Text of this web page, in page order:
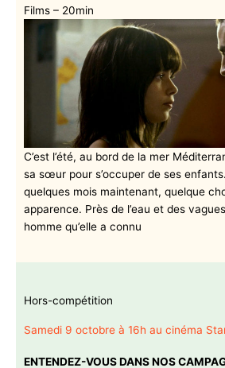
Films – 20min
C’est l’été, au bord de la mer
sa sœur pour s’occuper de ses
quelques mois maintenant, quelque
apparence. Près de l’eau et des
homme qu’elle a connu
Hors-compétition
Samedi 9 octobre à 16h au cinéma
ENTENDEZ-VOUS DANS NOS